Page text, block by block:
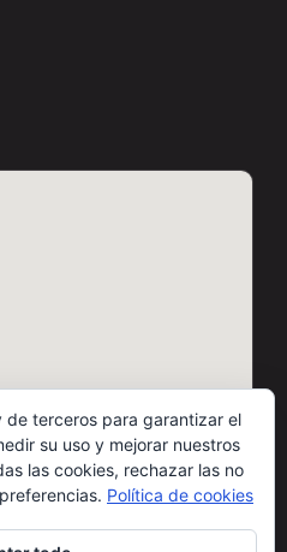
de terceros para garantizar el
su uso y mejorar nuestros
las cookies, rechazar las no
Política de cookies